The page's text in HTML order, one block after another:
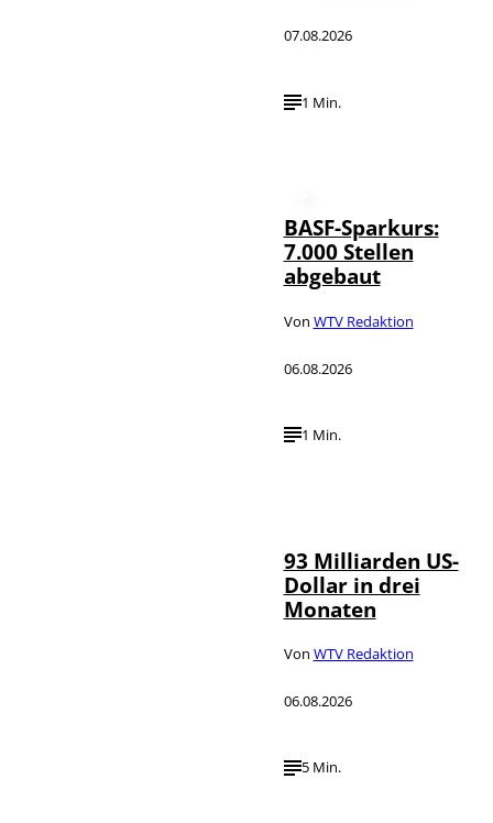
07.08.2026
1 Min.
BASF-Sparkurs:
7.000 Stellen
abgebaut
Von WTV Redaktion
06.08.2026
1 Min.
93 Milliarden US-
Dollar in drei
Monaten
Von WTV Redaktion
06.08.2026
5 Min.